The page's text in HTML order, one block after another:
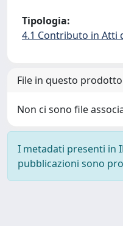
Tipologia:
4.1 Contributo in Atti
File in questo
Non ci sono file
I metadati presenti in
pubblicazioni sono